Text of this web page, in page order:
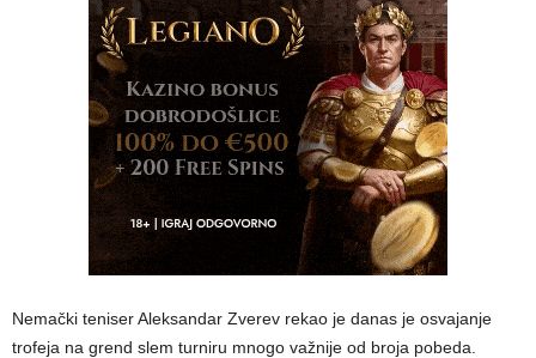
Nemački teniser Aleksandar Zverev rekao je danas je osvajanje
trofeja na grend slem turniru mnogo važnije od broja pobeda.